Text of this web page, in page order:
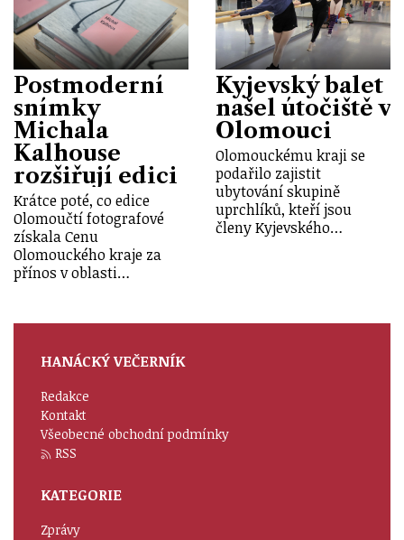
Postmoderní
snímky
Michala
Kalhouse
rozšiřují edici
Krátce poté, co edice
Olomoučtí fotografové
získala Cenu
Olomouckého kraje za
přínos v oblasti…
Kyjevský balet
našel útočiště v
Olomouci
Olomouckému kraji se
podařilo zajistit
ubytování skupině
uprchlíků, kteří jsou
členy Kyjevského…
HANÁCKÝ VEČERNÍK
Redakce
Kontakt
Všeobecné obchodní podmínky
RSS
KATEGORIE
Zprávy